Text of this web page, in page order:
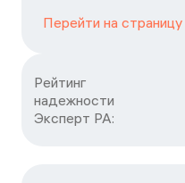
Перейти на страницу
Рейтинг
надежности
Эксперт РА: